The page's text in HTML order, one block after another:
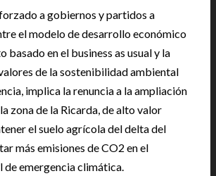
a gobiernos y partidos a
el modelo de desarrollo económico
basado en el business as usual y la
de la sostenibilidad ambiental
implica la renuncia a la ampliación
zona de la Ricarda, de alto valor
el suelo agrícola del delta del
más emisiones de CO2 en el
emergencia climática.